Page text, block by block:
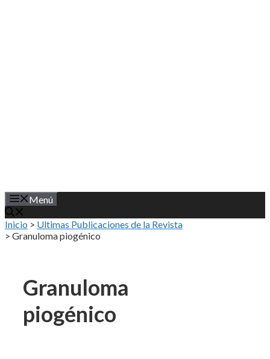
Menú
Inicio > Ultimas Publicaciones de la Revista
> Granuloma piogénico
Granuloma
piogénico